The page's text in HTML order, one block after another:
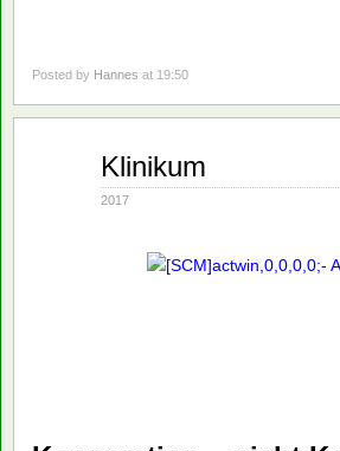
Posted by Hannes at 19:50
Klinikum
2017